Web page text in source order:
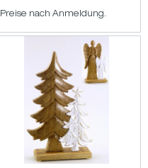
Preise nach Anmeldung.